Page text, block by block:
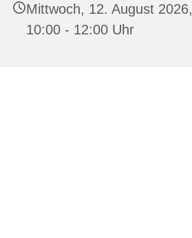
Mittwoch, 12. August 2026,
10:00 - 12:00 Uhr